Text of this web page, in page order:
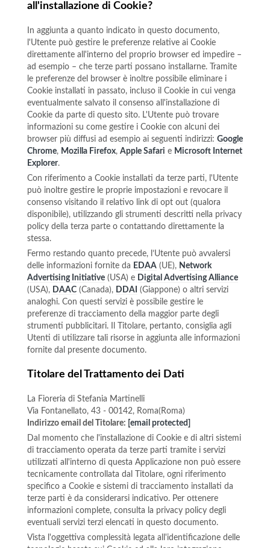
all'installazione di Cookie?
In aggiunta a quanto indicato in questo documento,
l'Utente può gestire le preferenze relative ai Cookie
direttamente all'interno del proprio browser ed impedire –
ad esempio – che terze parti possano installarne. Tramite
le preferenze del browser è inoltre possibile eliminare i
Cookie installati in passato, incluso il Cookie in cui venga
eventualmente salvato il consenso all'installazione di
Cookie da parte di questo sito. L'Utente può trovare
informazioni su come gestire i Cookie con alcuni dei
browser più diffusi ad esempio ai seguenti indirizzi: Google
Chrome, Mozilla Firefox, Apple Safari e Microsoft Internet
Explorer.
Con riferimento a Cookie installati da terze parti, l'Utente
può inoltre gestire le proprie impostazioni e revocare il
consenso visitando il relativo link di opt out (qualora
disponibile), utilizzando gli strumenti descritti nella privacy
policy della terza parte o contattando direttamente la
stessa.
Fermo restando quanto precede, l’Utente può avvalersi
delle informazioni fornite da EDAA(UE), Network
Advertising Initiative(USA) e Digital Advertising Alliance
(USA), DAAC(Canada), DDAI (Giappone) o altri servizi
analoghi. Con questi servizi è possibile gestire le
preferenze di tracciamento della maggior parte degli
strumenti pubblicitari. Il Titolare, pertanto, consiglia agli
Utenti di utilizzare tali risorse in aggiunta alle informazioni
fornite dal presente documento.
Titolare del Trattamento dei Dati
La Fioreria di Stefania Martinelli
Via Fontanellato, 43 - 00142, Roma(Roma)
Indirizzo email del Titolare: [email protected]
Dal momento che l'installazione di Cookie e di altri sistemi
di tracciamento operata da terze parti tramite i servizi
utilizzati all'interno di questa Applicazione non può essere
tecnicamente controllata dal Titolare, ogni riferimento
specifico a Cookie e sistemi di tracciamento installati da
terze parti è da considerarsi indicativo. Per ottenere
informazioni complete, consulta la privacy policy degli
eventuali servizi terzi elencati in questo documento.
Vista l'oggettiva complessità legata all'identificazione delle